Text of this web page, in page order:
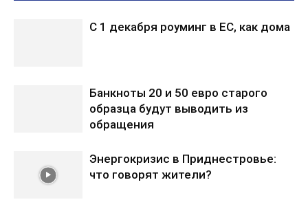
С 1 декабря роуминг в ЕС, как дома
Банкноты 20 и 50 евро старого
образца будут выводить из
обращения
Энергокризис в Приднестровье:
что говорят жители?